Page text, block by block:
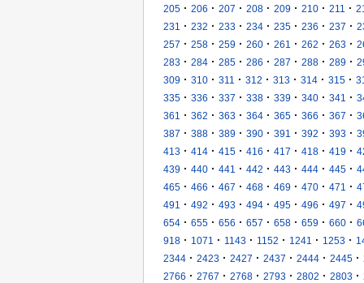
205 · 206 · 207 · 208 · 209 · 210 · 211 ·
231
· 232 · 233 · 234 · 235 · 236 · 237 ·
257 · 258 · 259 · 260 · 261 · 262 · 263 ·
283 · 284 · 285 · 286 · 287 · 288 · 289 ·
309 · 310 · 311 · 312 · 313 · 314 · 315 ·
335 · 336 · 337 · 338 · 339 · 340 · 341 ·
361
· 362 · 363 · 364 · 365 · 366 · 367 ·
387 · 388 · 389 · 390 · 391 · 392 · 393 ·
413 · 414 · 415 · 416 · 417 · 418 · 419 ·
439 · 440 · 441 · 442 · 443 · 444 · 445 ·
465 · 466 · 467 · 468 · 469 · 470 · 471 ·
491
· 492 · 493 · 494 · 495 · 496 · 497 ·
654 · 655 · 656 · 657 · 658 · 659 · 660 ·
918 · 1071 · 1143 · 1152 · 1241 · 1253 ·
2344 · 2423 · 2427 · 2437 · 2444 · 2445 ·
2766 · 2767 · 2768 · 2793 · 2802 · 2803 ·